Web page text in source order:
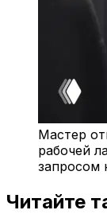
Мастер
рабочей
запросом
Читайте